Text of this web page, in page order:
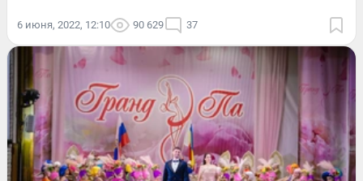
6 июня, 2022, 12:10 90 629 37